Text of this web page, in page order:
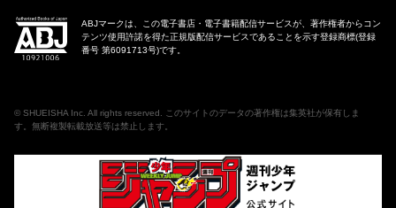
ABJマークは、この電子書店・電子書籍配信サービスが、著作権者からコン
テンツ使用許諾を得た正規版配信サービスであることを示す登録商標(登録
番号 第6091713号)です。
© SHUEISHA Inc . All rights reserved. このサイトのデータの著作権は集英社が保有しま
す。無断複製転載放送等は禁止します。